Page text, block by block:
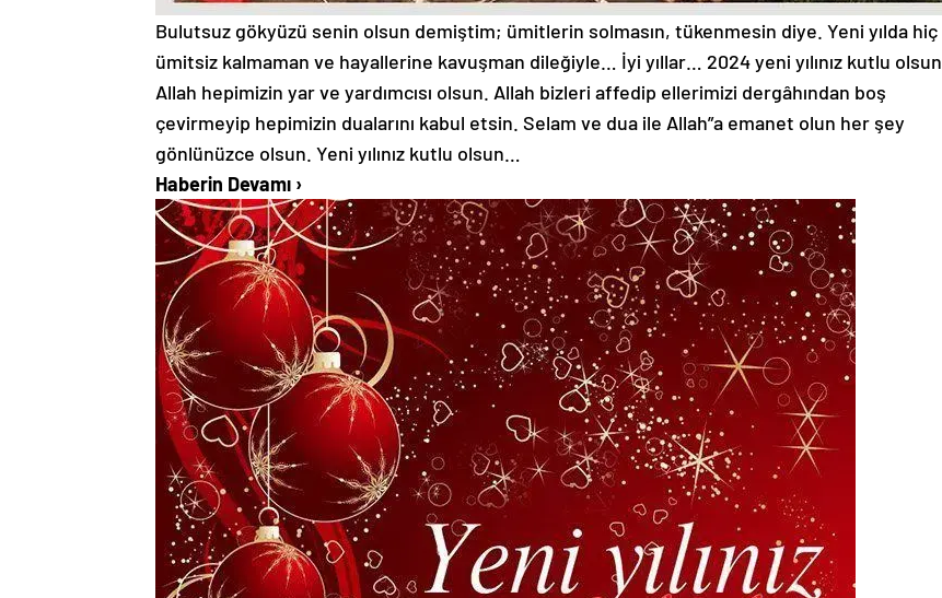
Bulutsuz gökyüzü senin olsun demiştim; ümitlerin solmasın, tükenmesin diye. Yeni yılda hiç
ümitsiz kalmaman ve hayallerine kavuşman dileğiyle… İyi yıllar… 2024 yeni yılınız kutlu olsun
Allah hepimizin yar ve yardımcısı olsun. Allah bizleri affedip ellerimizi dergâhından boş
çevirmeyip hepimizin dualarını kabul etsin. Selam ve dua ile Allah”a emanet olun her şey
gönlünüzce olsun. Yeni yılınız kutlu olsun…
Haberin Devamı ›